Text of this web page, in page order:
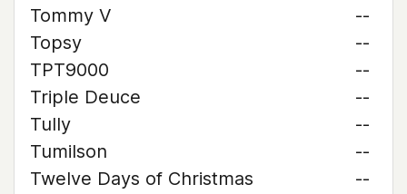
Tommy V
--
Topsy
--
TPT9000
--
Triple Deuce
--
Tully
--
Tumilson
--
Twelve Days of Christmas
--